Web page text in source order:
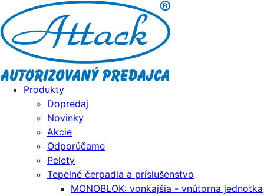
Produkty
Dopredaj
Novinky
Akcie
Odporúčame
Pelety
Tepelné čerpadla a príslušenstvo
MONOBLOK: vonkajšia - vnútorna jednotka